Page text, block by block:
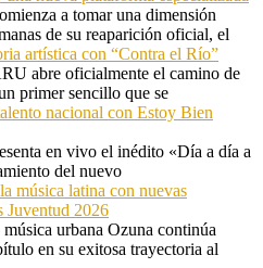
a tomar una dimensión
de su reaparición oficial, el
artística con “Contra el Río”
abre oficialmente el camino de
primer sencillo que se
nacional con Estoy Bien
en vivo el inédito «Día a día a
del nuevo
música latina con nuevas
Juventud 2026
urbana Ozuna continúa
en su exitosa trayectoria al